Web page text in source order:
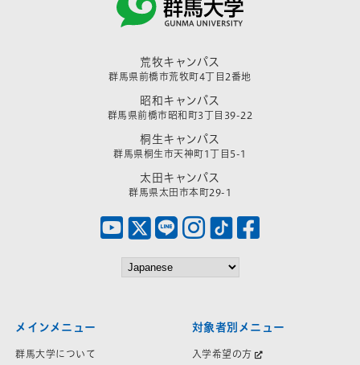
荒牧キャンパス
群馬県前橋市荒牧町4丁目2番地
昭和キャンパス
群馬県前橋市昭和町3丁目39-22
桐生キャンパス
群馬県桐生市天神町1丁目5-1
太田キャンパス
群馬県太田市本町29-1
メインメニュー
群馬大学について
対象者別メニュー
入学希望の方